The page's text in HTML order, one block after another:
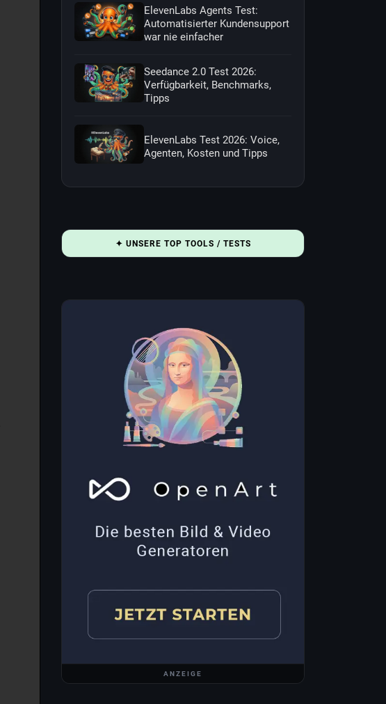
ElevenLabs Agents Test:
Automatisierter Kundensupport
war nie einfacher
Seedance 2.0 Test 2026:
Verfügbarkeit, Benchmarks,
Tipps
ElevenLabs Test 2026: Voice,
Agenten, Kosten und Tipps
✦ UNSERE TOP TOOLS / TESTS
ANZEIGE